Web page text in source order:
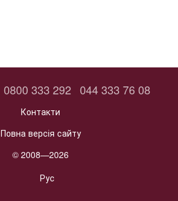
0800 333 292 044 333 76 08
Контакти
Повна версія сайту
© 2008—2026
Рус